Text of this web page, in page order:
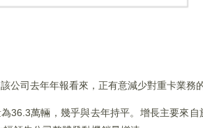
司去年年報看來，正有意減少對重卡業務的
36.3萬輛，幾乎與去年持平。增長主要來